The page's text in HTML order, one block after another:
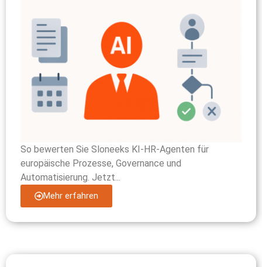
So bewerten Sie Sloneeks KI-HR-Agenten für
europäische Prozesse, Governance und
Automatisierung. Jetzt...
Mehr erfahren